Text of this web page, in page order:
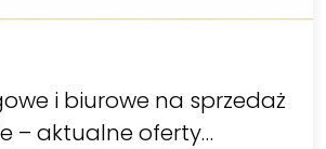
i biurowe na sprzedaż
– aktualne oferty…